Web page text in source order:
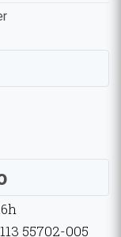
55702-005